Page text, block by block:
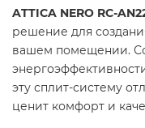
ATTICA NERO RC-
решение для
вашем помещении.
эту сплит-систему
ценит комфорт и